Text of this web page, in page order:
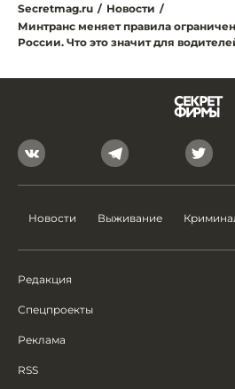
Secretmag.ru / Новости /
Минтранс меняет правила
России. Что это значит для
Новости Выживание
Редакция
Спецпроекты
Реклама
RSS